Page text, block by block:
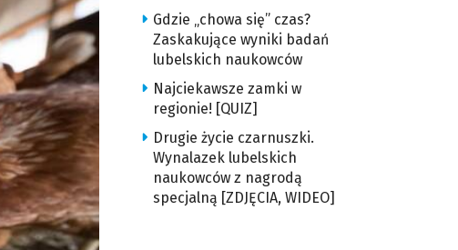
Gdzie „chowa się” czas?
Zaskakujące wyniki badań
lubelskich naukowców
Najciekawsze zamki w
regionie! [QUIZ]
Drugie życie czarnuszki.
Wynalazek lubelskich
naukowców z nagrodą
specjalną [ZDJĘCIA, WIDEO]